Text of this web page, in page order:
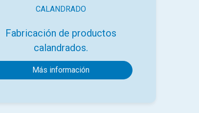
CALANDRADO
Fabricación de productos
calandrados.
Más información